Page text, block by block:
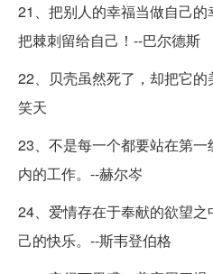
21、把别人的幸福当做自己的
把棘刺留给自己！--巴尔德斯
22、贝壳虽然死了，却把它
笑天
23、不是每一个都要站在第
内的工作。--赫尔岑
24、爱情存在于奉献的欲望
己的快乐。--斯韦登伯格